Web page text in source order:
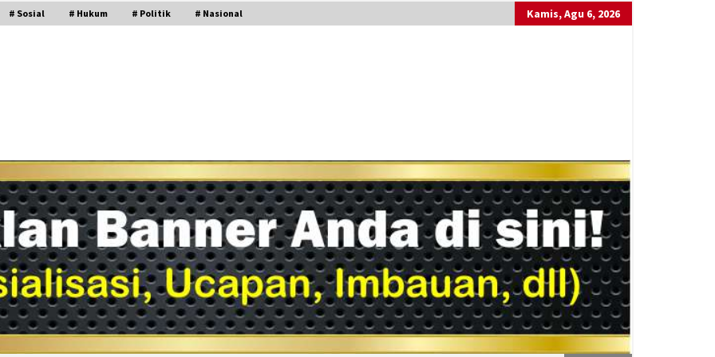
# Sosial # Hukum # Politik # Nasional Kamis, Agu 6, 2026